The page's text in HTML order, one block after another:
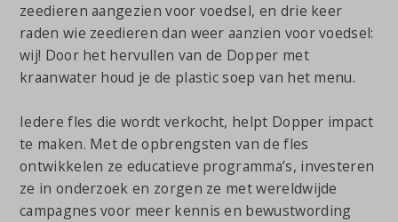
zeedieren aangezien voor voedsel, en drie keer
raden wie zeedieren dan weer aanzien voor voedsel:
wij! Door het hervullen van de Dopper met
kraanwater houd je de plastic soep van het menu.
Iedere fles die wordt verkocht, helpt Dopper impact
te maken. Met de opbrengsten van de fles
ontwikkelen ze educatieve programma’s, investeren
ze in onderzoek en zorgen ze met wereldwijde
campagnes voor meer kennis en bewustwording